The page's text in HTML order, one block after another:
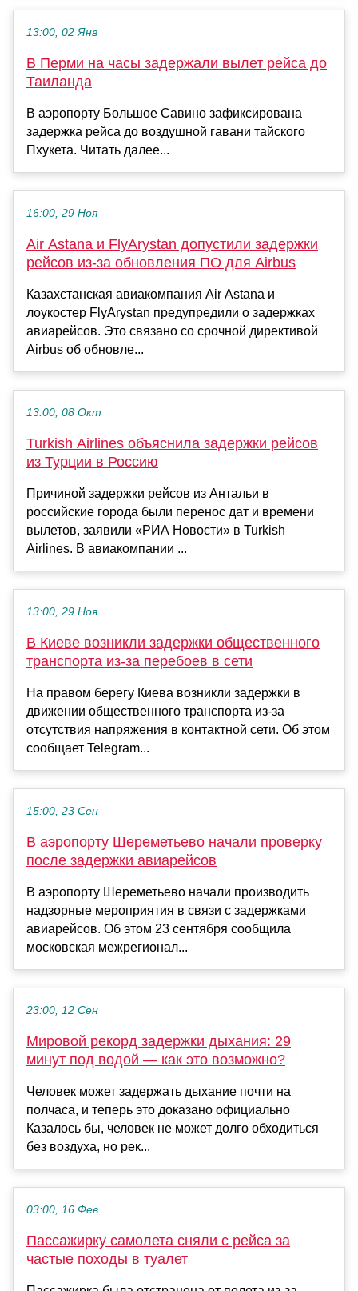
13:00, 02 Янв
В Перми на часы задержали вылет рейса до
Таиланда
В аэропорту Большое Савино зафиксирована
задержка рейса до воздушной гавани тайского
Пхукета. Читать далее...
16:00, 29 Ноя
Air Astana и FlyArystan допустили задержки
рейсов из-за обновления ПО для Airbus
Казахстанская авиакомпания Air Astana и
лоукостер FlyArystan предупредили о задержках
авиарейсов. Это связано со срочной директивой
Airbus об обновле...
13:00, 08 Окт
Turkish Airlines объяснила задержки рейсов
из Турции в Россию
Причиной задержки рейсов из Антальи в
российские города были перенос дат и времени
вылетов, заявили «РИА Новости» в Turkish
Airlines. В авиакомпании ...
13:00, 29 Ноя
В Киеве возникли задержки общественного
транспорта из-за перебоев в сети
На правом берегу Киева возникли задержки в
движении общественного транспорта из-за
отсутствия напряжения в контактной сети. Об этом
сообщает Telegram...
15:00, 23 Сен
В аэропорту Шереметьево начали проверку
после задержки авиарейсов
В аэропорту Шереметьево начали производить
надзорные мероприятия в связи с задержками
авиарейсов. Об этом 23 сентября сообщила
московская межрегионал...
23:00, 12 Сен
Мировой рекорд задержки дыхания: 29
минут под водой — как это возможно?
Человек может задержать дыхание почти на
полчаса, и теперь это доказано официально
Казалось бы, человек не может долго обходиться
без воздуха, но рек...
03:00, 16 Фев
Пассажирку самолета сняли с рейса за
частые походы в туалет